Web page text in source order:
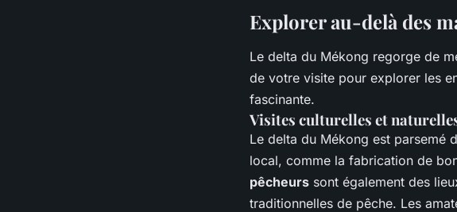
Explorer au-delà des
Le delta du Mékong regorge de
de votre visite pour explorer les
fascinante.
Visites culturelles et
Le delta du Mékong est parsemé
local, comme la fabrication de
pêcheurs sont également des
traditionnelles de pêche. Les